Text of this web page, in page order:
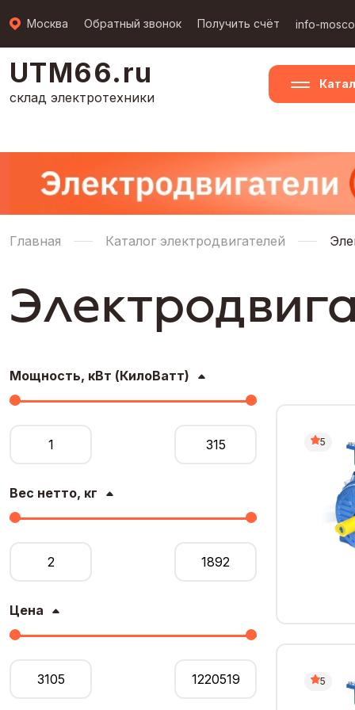
Москва Обратный звонок Получить счёт info-
UTM66.ru
склад электротехники
Главная Каталог электродвигателей
Мощность, кВт (КилоВатт)
Вес нетто, кг
Цена
5
5